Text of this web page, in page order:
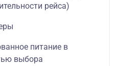
рейса)
питание в
выбора